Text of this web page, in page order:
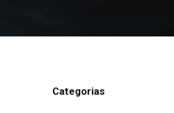
Categorias